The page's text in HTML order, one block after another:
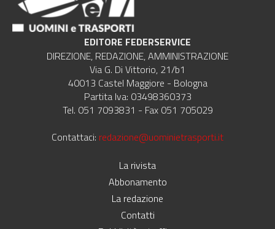
EDITORE FEDERSERVICE
DIREZIONE, REDAZIONE, AMMINISTRAZIONE
Via G. Di Vittorio, 21/b1
40013 Castel Maggiore - Bologna
Partita Iva: 03498360373
Tel. 051 7093831 - Fax 051 705029
Contattaci: redazione@uominietrasporti.it
La rivista
Abbonamento
La redazione
Contatti